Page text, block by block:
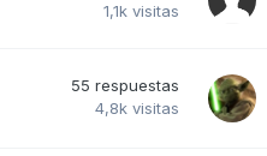
1,1k visitas
55 respuestas
4,8k visitas